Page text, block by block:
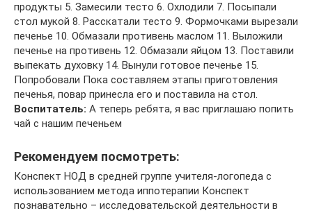
продукты 5. Замесили тесто 6. Охлодили 7. Посыпали
стол мукой 8. Расскатали тесто 9. Формочками вырезали
печенье 10. Обмазали противень маслом 11. Выложили
печенье на противень 12. Обмазали яйцом 13. Поставили
выпекать духовку 14. Вынули готовое печенье 15.
Попробовали Пока составляем этапы приготовления
печенья, повар принесла его и поставила на стол.
Воспитатель: А теперь ребята, я вас приглашаю попить
чай с нашим печеньем
Рекомендуем посмотреть:
Конспект НОД в средней группе учителя-логопеда с
использованием метода иппотерапии Конспект
познавательно – исследовательской деятельности в